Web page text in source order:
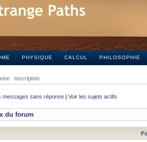
PHYSIQUE CALCUL PHILOSOPHIE
Inscription
messages sans réponse | Voir les sujets actifs
du forum